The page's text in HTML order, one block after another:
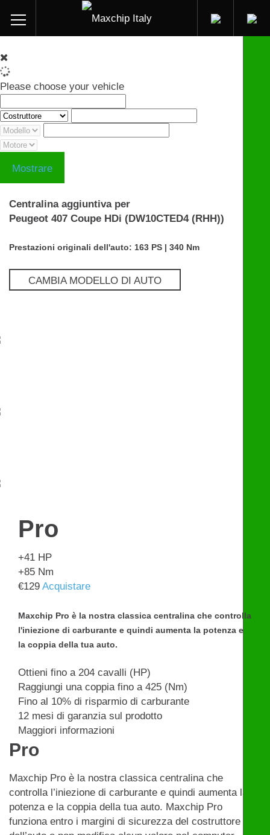
Please choose your vehicle
Mostrare
Centralina aggiuntiva per
Peugeot 407 Coupe HDi (DW10CTED4 (RHH))
Prestazioni originali dell'auto: 163 PS | 340 Nm
CAMBIA MODELLO DI AUTO
Pro
+41 HP
+85 Nm
€129 Acquistare
Maxchip Pro è la nostra classica centralina che controlla
l'iniezione di carburante e quindi aumenta la potenza e
la coppia della tua auto.
Ottieni fino a 204 cavalli (HP)
Raggiungi una coppia fino a 425 (Nm)
Fino al 10% di risparmio di carburante
12 mesi di garanzia sul prodotto
Maggiori informazioni
Pro
Maxchip Pro è la nostra classica centralina che
controlla l’iniezione di carburante e quindi aumenta la
potenza e la coppia della tua auto. Maxchip Pro
funziona entro i margini di sicurezza del costruttore